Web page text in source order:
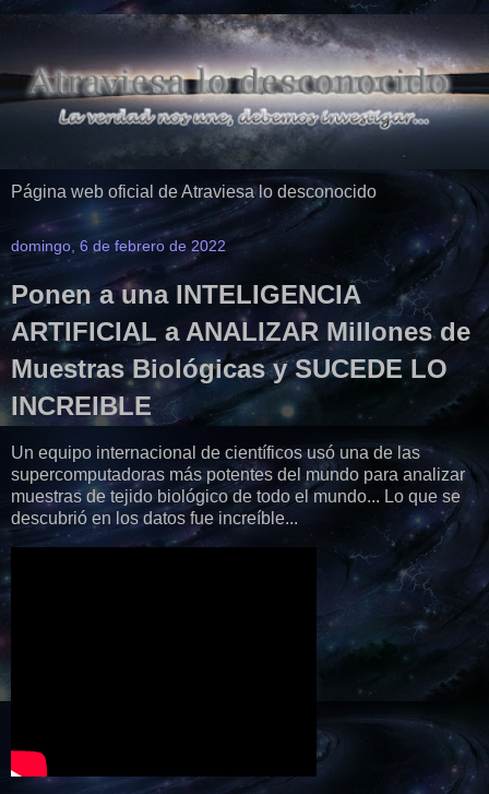
Página web oficial de Atraviesa lo desconocido
domingo, 6 de febrero de 2022
Ponen a una INTELIGENCIA
ARTIFICIAL a ANALIZAR Millones de
Muestras Biológicas y SUCEDE LO
INCREIBLE
Un equipo internacional de científicos usó una de las
supercomputadoras más potentes del mundo para analizar
muestras de tejido biológico de todo el mundo... Lo que se
descubrió en los datos fue increíble...